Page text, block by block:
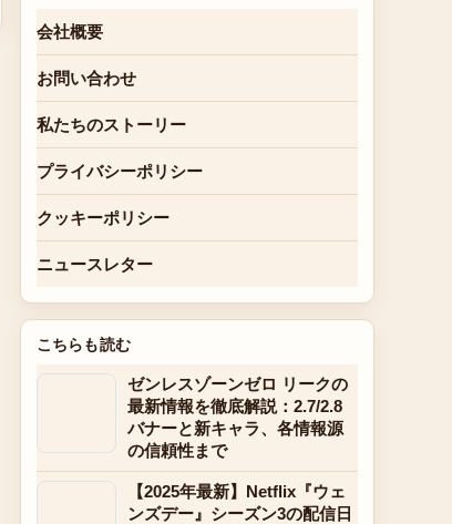
会社概要
お問い合わせ
私たちのストーリー
プライバシーポリシー
クッキーポリシー
ニュースレター
こちらも読む
ゼンレスゾーンゼロ リークの
最新情報を徹底解説：2.7/2.8
バナーと新キャラ、各情報源
の信頼性まで
【2025年最新】Netflix『ウェ
ンズデー』シーズン3の配信日